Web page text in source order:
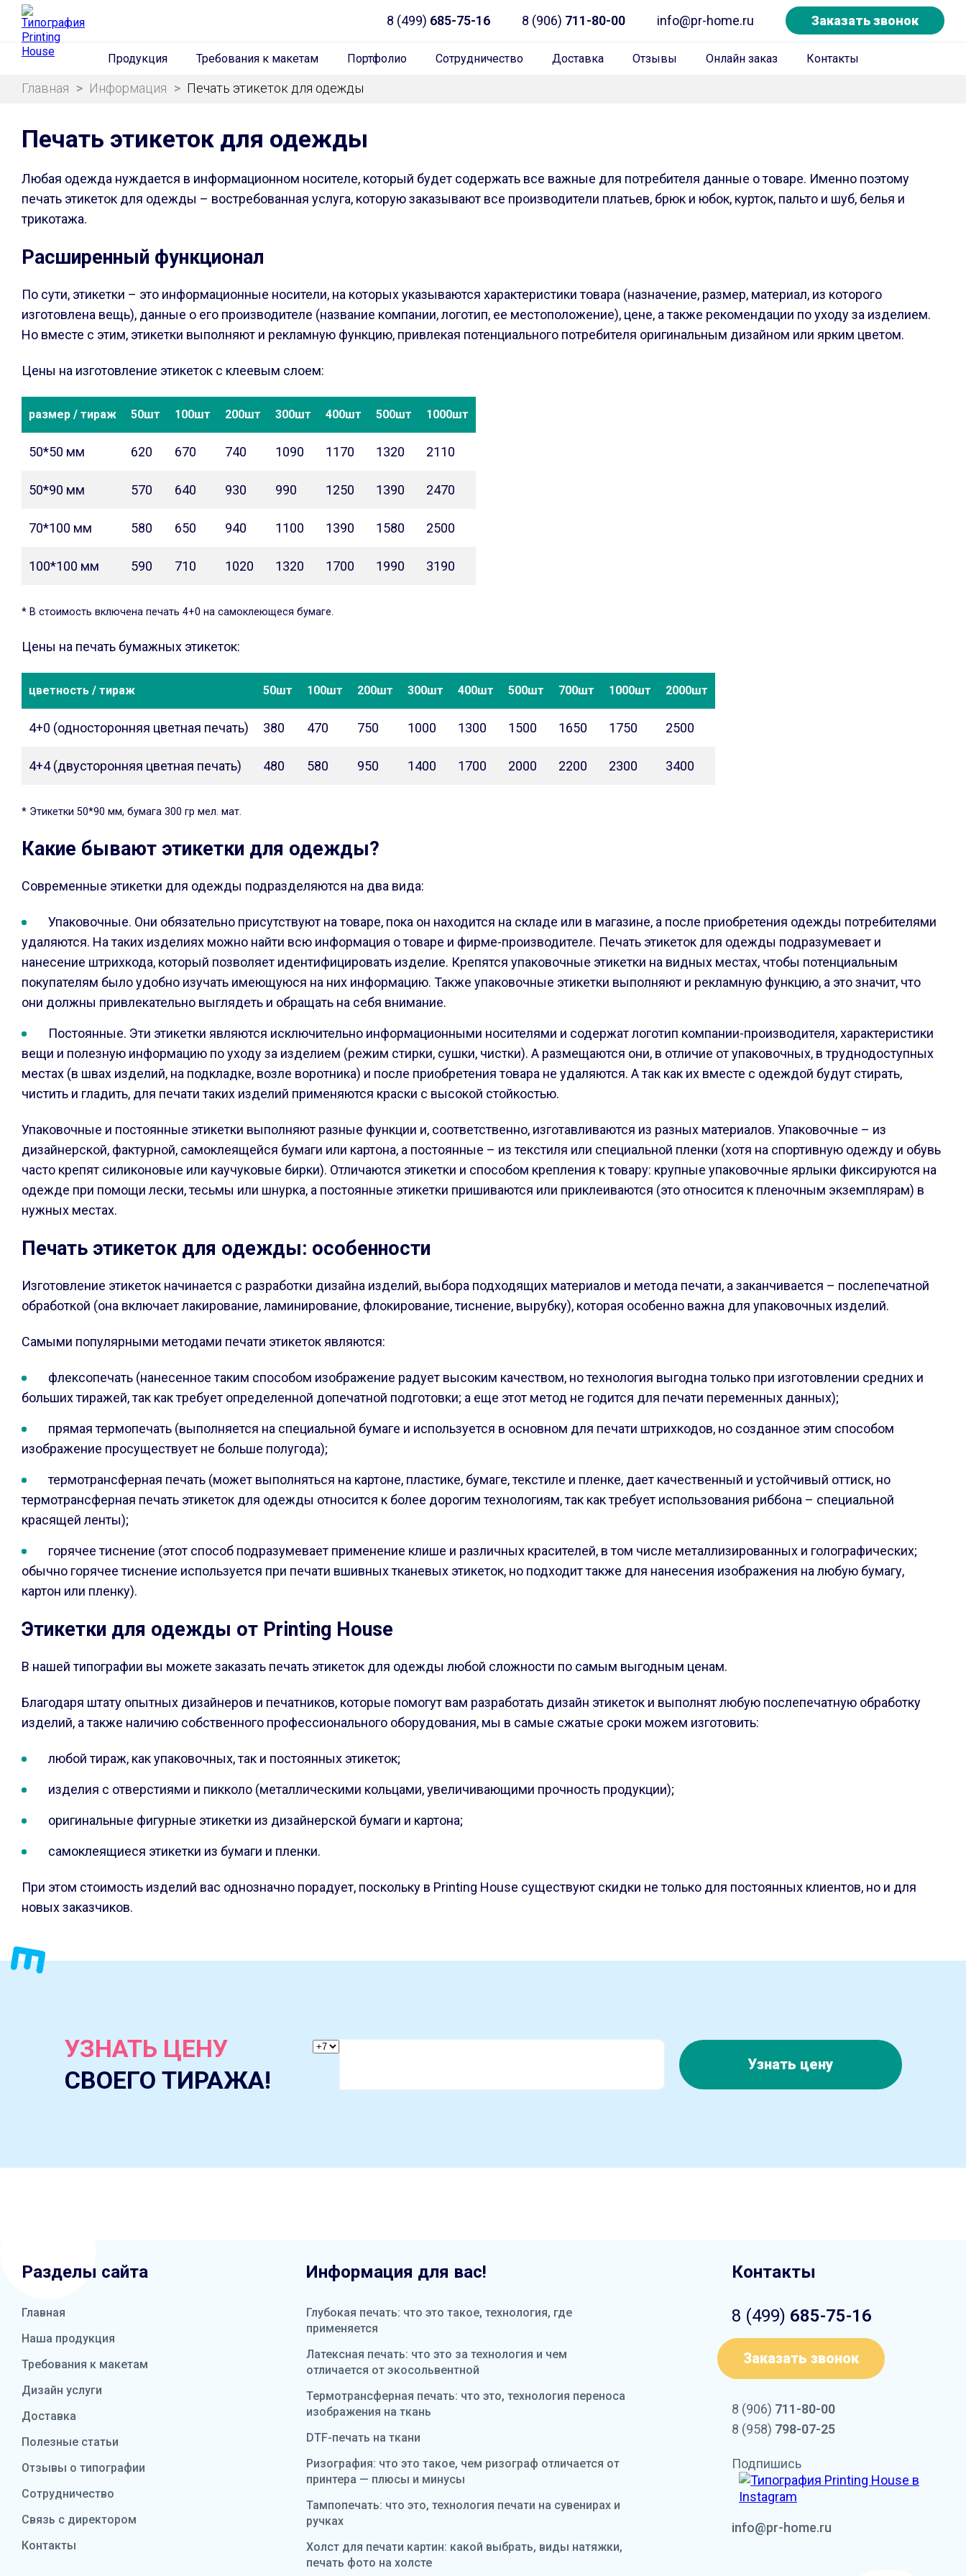
8 (499) 685-75-16 8 (906) 711-80-00 info@pr-home.ru Заказать звонок
Продукция Требования к макетам Портфолио Сотрудничество Доставка Отзывы Онлайн заказ Контакты
Главная > Информация > Печать этикеток для одежды
Печать этикеток для одежды
Любая одежда нуждается в информационном носителе, который будет содержать все важные для потребителя данные о товаре. Именно поэтому
печать этикеток для одежды – востребованная услуга, которую заказывают все производители платьев, брюк и юбок, курток, пальто и шуб, белья и
трикотажа.
Расширенный функционал
По сути, этикетки – это информационные носители, на которых указываются характеристики товара (назначение, размер, материал, из которого
изготовлена вещь), данные о его производителе (название компании, логотип, ее местоположение), цене, а также рекомендации по уходу за изделием.
Но вместе с этим, этикетки выполняют и рекламную функцию, привлекая потенциального потребителя оригинальным дизайном или ярким цветом.
Цены на изготовление этикеток с клеевым слоем:
размер / тираж 50шт 100шт 200шт 300шт 400шт 500шт 1000шт
50*50 мм 620 670 740 1090 1170 1320 2110
50*90 мм 570 640 930 990 1250 1390 2470
70*100 мм 580 650 940 1100 1390 1580 2500
100*100 мм 590 710 1020 1320 1700 1990 3190
* В стоимость включена печать 4+0 на самоклеющеся бумаге.
Цены на печать бумажных этикеток:
цветность / тираж 50шт 100шт 200шт 300шт 400шт 500шт 700шт 1000шт 2000шт
4+0 (односторонняя цветная печать) 380 470 750 1000 1300 1500 1650 1750 2500
4+4 (двусторонняя цветная печать) 480 580 950 1400 1700 2000 2200 2300 3400
* Этикетки 50*90 мм, бумага 300 гр мел. мат.
Какие бывают этикетки для одежды?
Современные этикетки для одежды подразделяются на два вида:
Упаковочные. Они обязательно присутствуют на товаре, пока он находится на складе или в магазине, а после приобретения одежды потребителями
удаляются. На таких изделиях можно найти всю информация о товаре и фирме-производителе. Печать этикеток для одежды подразумевает и
нанесение штрихкода, который позволяет идентифицировать изделие. Крепятся упаковочные этикетки на видных местах, чтобы потенциальным
покупателям было удобно изучать имеющуюся на них информацию. Также упаковочные этикетки выполняют и рекламную функцию, а это значит, что
они должны привлекательно выглядеть и обращать на себя внимание.
Постоянные. Эти этикетки являются исключительно информационными носителями и содержат логотип компании-производителя, характеристики
вещи и полезную информацию по уходу за изделием (режим стирки, сушки, чистки). А размещаются они, в отличие от упаковочных, в труднодоступных
местах (в швах изделий, на подкладке, возле воротника) и после приобретения товара не удаляются. А так как их вместе с одеждой будут стирать,
чистить и гладить, для печати таких изделий применяются краски с высокой стойкостью.
Упаковочные и постоянные этикетки выполняют разные функции и, соответственно, изготавливаются из разных материалов. Упаковочные – из
дизайнерской, фактурной, самоклеящейся бумаги или картона, а постоянные – из текстиля или специальной пленки (хотя на спортивную одежду и обувь
часто крепят силиконовые или каучуковые бирки). Отличаются этикетки и способом крепления к товару: крупные упаковочные ярлыки фиксируются на
одежде при помощи лески, тесьмы или шнурка, а постоянные этикетки пришиваются или приклеиваются (это относится к пленочным экземплярам) в
нужных местах.
Печать этикеток для одежды: особенности
Изготовление этикеток начинается с разработки дизайна изделий, выбора подходящих материалов и метода печати, а заканчивается – послепечатной
обработкой (она включает лакирование, ламинирование, флокирование, тиснение, вырубку), которая особенно важна для упаковочных изделий.
Самыми популярными методами печати этикеток являются:
флексопечать (нанесенное таким способом изображение радует высоким качеством, но технология выгодна только при изготовлении средних и
больших тиражей, так как требует определенной допечатной подготовки; а еще этот метод не годится для печати переменных данных);
прямая термопечать (выполняется на специальной бумаге и используется в основном для печати штрихкодов, но созданное этим способом
изображение просуществует не больше полугода);
термотрансферная печать (может выполняться на картоне, пластике, бумаге, текстиле и пленке, дает качественный и устойчивый оттиск, но
термотрансферная печать этикеток для одежды относится к более дорогим технологиям, так как требует использования риббона – специальной
красящей ленты);
горячее тиснение (этот способ подразумевает применение клише и различных красителей, в том числе металлизированных и голографических;
обычно горячее тиснение используется при печати вшивных тканевых этикеток, но подходит также для нанесения изображения на любую бумагу,
картон или пленку).
Этикетки для одежды от Printing House
В нашей типографии вы можете заказать печать этикеток для одежды любой сложности по самым выгодным ценам.
Благодаря штату опытных дизайнеров и печатников, которые помогут вам разработать дизайн этикеток и выполнят любую послепечатную обработку
изделий, а также наличию собственного профессионального оборудования, мы в самые сжатые сроки можем изготовить:
любой тираж, как упаковочных, так и постоянных этикеток;
изделия с отверстиями и пикколо (металлическими кольцами, увеличивающими прочность продукции);
оригинальные фигурные этикетки из дизайнерской бумаги и картона;
самоклеящиеся этикетки из бумаги и пленки.
При этом стоимость изделий вас однозначно порадует, поскольку в Printing House существуют скидки не только для постоянных клиентов, но и для
новых заказчиков.
УЗНАТЬ ЦЕНУ
СВОЕГО ТИРАЖА!
Узнать цену
Разделы сайта
Главная
Наша продукция
Требования к макетам
Дизайн услуги
Доставка
Полезные статьи
Отзывы о типографии
Сотрудничество
Связь с директором
Контакты
Информация для вас!
Глубокая печать: что это такое, технология, где
применяется
Латексная печать: что это за технология и чем
отличается от экосольвентной
Термотрансферная печать: что это, технология переноса
изображения на ткань
DTF-печать на ткани
Ризография: что это такое, чем ризограф отличается от
принтера — плюсы и минусы
Тампопечать: что это, технология печати на сувенирах и
ручках
Холст для печати картин: какой выбрать, виды натяжки,
печать фото на холсте
Контакты
8 (499) 685-75-16
Заказать звонок
8 (906) 711-80-00
8 (958) 798-07-25
Подпишись
info@pr-home.ru